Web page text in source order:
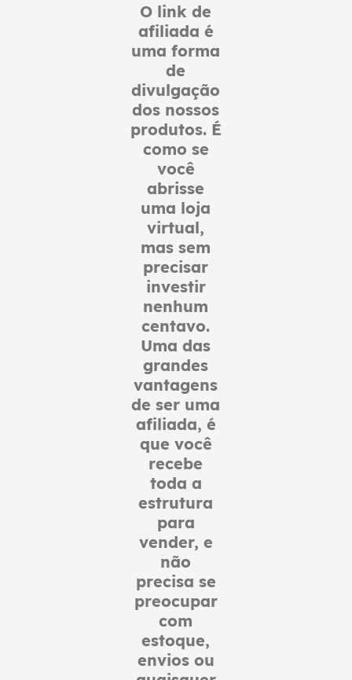
O link de
afiliada é
uma forma
de
divulgação
dos nossos
produtos. É
como se
você
abrisse
uma loja
virtual,
mas sem
precisar
investir
nenhum
centavo.
Uma das
grandes
vantagens
de ser uma
afiliada, é
que você
recebe
toda a
estrutura
para
vender, e
não
precisa se
preocupar
com
estoque,
envios ou